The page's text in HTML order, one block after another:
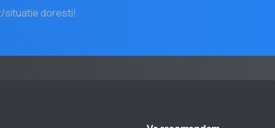
situatie doresti!